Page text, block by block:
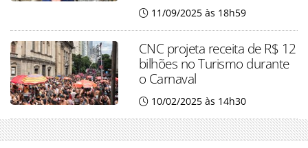
11/09/2025 às 18h59
CNC projeta receita de R$ 12
bilhões no Turismo durante
o Carnaval
10/02/2025 às 14h30